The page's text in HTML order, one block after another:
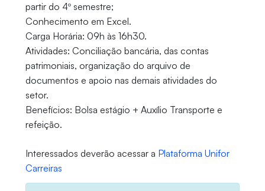
partir do 4º semestre;
Conhecimento em Excel.
Carga Horária: 09h às 16h30.
Atividades: Conciliação bancária, das contas
patrimoniais, organização do arquivo de
documentos e apoio nas demais atividades do
setor.
Benefícios: Bolsa estágio + Auxílio Transporte e
refeição.
Interessados deverão acessar a Plataforma Unifor
Carreiras